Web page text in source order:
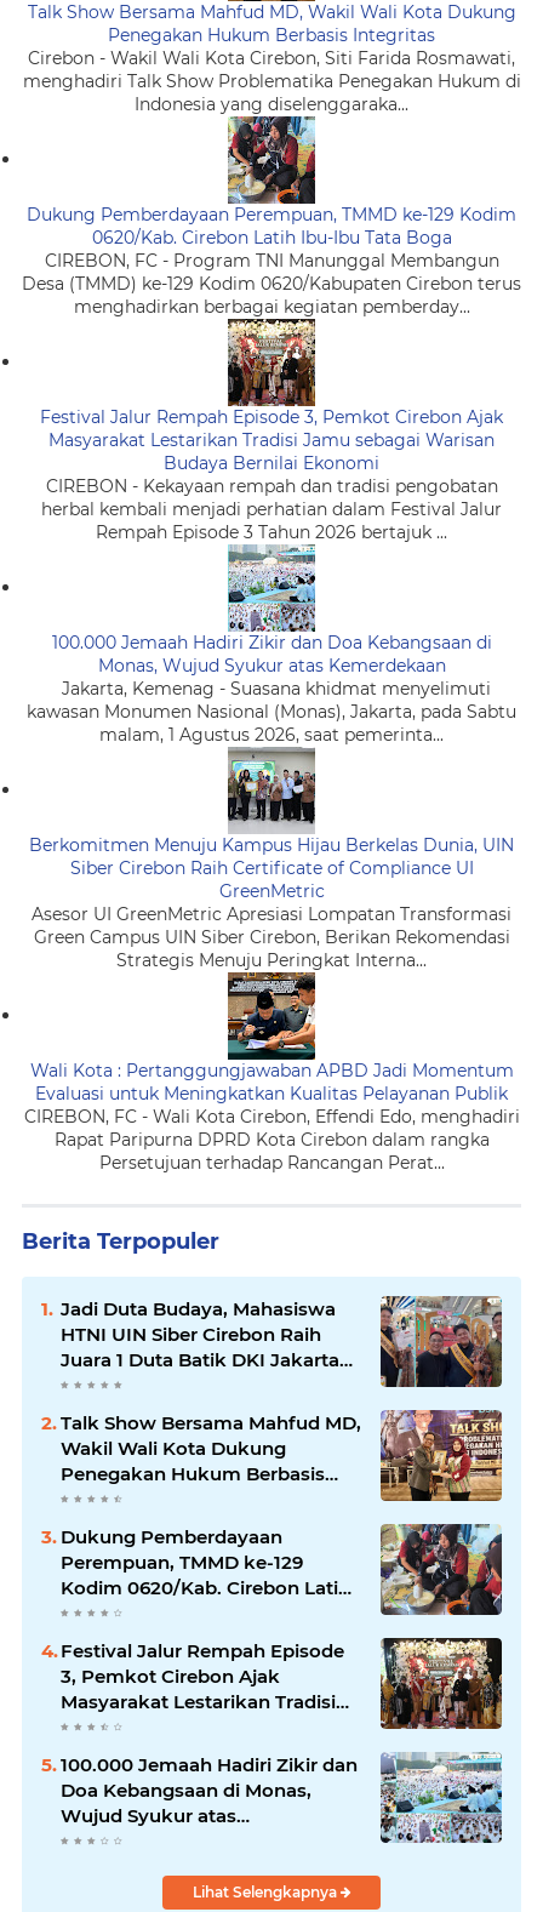
Talk Show Bersama Mahfud MD, Wakil Wali Kota Dukung
Penegakan Hukum Berbasis Integritas
Cirebon - Wakil Wali Kota Cirebon, Siti Farida Rosmawati,
menghadiri Talk Show Problematika Penegakan Hukum di
Indonesia yang diselenggaraka...
Dukung Pemberdayaan Perempuan, TMMD ke-129 Kodim
0620/Kab. Cirebon Latih Ibu-Ibu Tata Boga
CIREBON, FC - Program TNI Manunggal Membangun
Desa (TMMD) ke-129 Kodim 0620/Kabupaten Cirebon terus
menghadirkan berbagai kegiatan pemberday...
Festival Jalur Rempah Episode 3, Pemkot Cirebon Ajak
Masyarakat Lestarikan Tradisi Jamu sebagai Warisan
Budaya Bernilai Ekonomi
CIREBON - Kekayaan rempah dan tradisi pengobatan
herbal kembali menjadi perhatian dalam Festival Jalur
Rempah Episode 3 Tahun 2026 bertajuk ...
100.000 Jemaah Hadiri Zikir dan Doa Kebangsaan di
Monas, Wujud Syukur atas Kemerdekaan
Jakarta, Kemenag - Suasana khidmat menyelimuti
kawasan Monumen Nasional (Monas), Jakarta, pada Sabtu
malam, 1 Agustus 2026, saat pemerinta...
Berkomitmen Menuju Kampus Hijau Berkelas Dunia, UIN
Siber Cirebon Raih Certificate of Compliance UI
GreenMetric
Asesor UI GreenMetric Apresiasi Lompatan Transformasi
Green Campus UIN Siber Cirebon, Berikan Rekomendasi
Strategis Menuju Peringkat Interna...
Wali Kota : Pertanggungjawaban APBD Jadi Momentum
Evaluasi untuk Meningkatkan Kualitas Pelayanan Publik
CIREBON, FC - Wali Kota Cirebon, Effendi Edo, menghadiri
Rapat Paripurna DPRD Kota Cirebon dalam rangka
Persetujuan terhadap Rancangan Perat...
Berita Terpopuler
Jadi Duta Budaya, Mahasiswa
HTNI UIN Siber Cirebon Raih
Juara 1 Duta Batik DKI Jakarta
2026
Talk Show Bersama Mahfud MD,
Wakil Wali Kota Dukung
Penegakan Hukum Berbasis
Integritas
Dukung Pemberdayaan
Perempuan, TMMD ke-129
Kodim 0620/Kab. Cirebon Latih
Ibu-Ibu Tata Boga
Festival Jalur Rempah Episode
3, Pemkot Cirebon Ajak
Masyarakat Lestarikan Tradisi
Jamu sebagai Warisan Budaya
Bernilai Ekonomi
100.000 Jemaah Hadiri Zikir dan
Doa Kebangsaan di Monas,
Wujud Syukur atas
Kemerdekaan
Lihat Selengkapnya